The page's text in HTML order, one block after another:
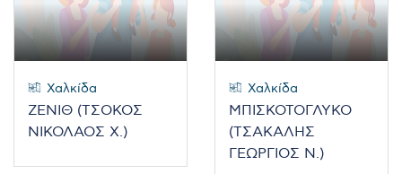
Χαλκίδα
ΖΕΝΙΘ (ΤΣΟΚΟΣ
ΝΙΚΟΛΑΟΣ Χ.)
Χαλκίδα
ΜΠΙΣΚΟΤΟΓΛΥΚΟ
(ΤΣΑΚΑΛΗΣ
ΓΕΩΡΓΙΟΣ Ν.)